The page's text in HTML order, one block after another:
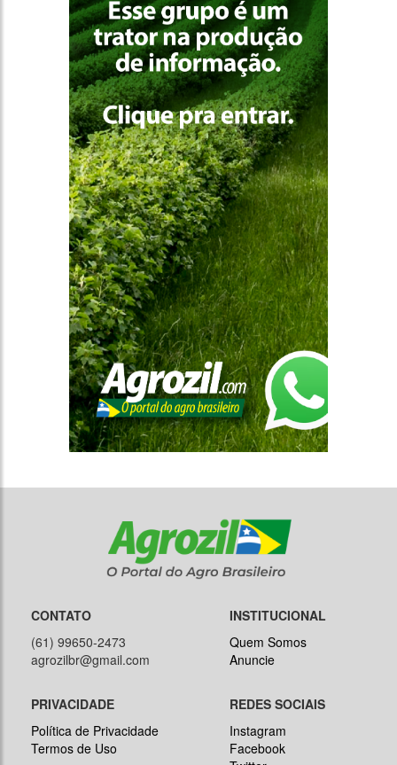
CONTATO
(61) 99650-2473
agrozilbr@gmail.com
INSTITUCIONAL
Quem Somos
Anuncie
PRIVACIDADE
Política de Privacidade
Termos de Uso
REDES SOCIAIS
Instagram
Facebook